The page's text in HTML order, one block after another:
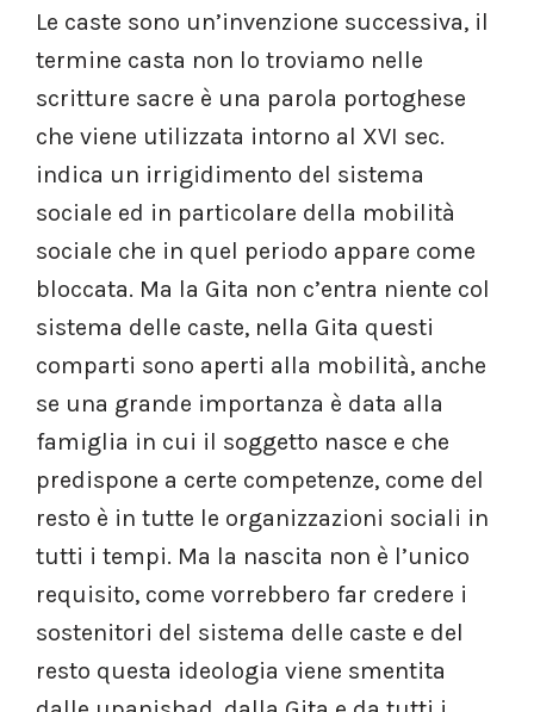
Le caste sono un’invenzione successiva, il
termine casta non lo troviamo nelle
scritture sacre è una parola portoghese
che viene utilizzata intorno al XVI sec.
indica un irrigidimento del sistema
sociale ed in particolare della mobilità
sociale che in quel periodo appare come
bloccata. Ma la Gita non c’entra niente col
sistema delle caste, nella Gita questi
comparti sono aperti alla mobilità, anche
se una grande importanza è data alla
famiglia in cui il soggetto nasce e che
predispone a certe competenze, come del
resto è in tutte le organizzazioni sociali in
tutti i tempi. Ma la nascita non è l’unico
requisito, come vorrebbero far credere i
sostenitori del sistema delle caste e del
resto questa ideologia viene smentita